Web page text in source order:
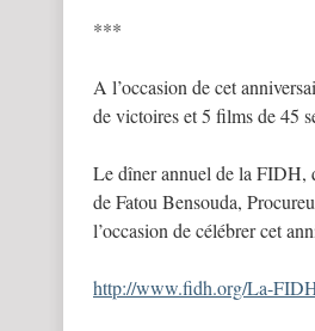
***
A l’occasion de cet
de victoires et 5 films de 45
Le dîner annuel de la FIDH,
de Fatou Bensouda,
l’occasion de célébrer cet
http://www.fidh.org/La-